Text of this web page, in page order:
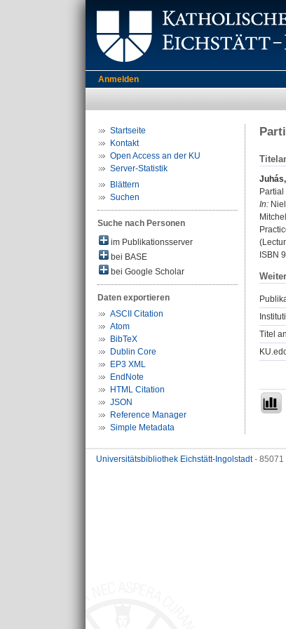
Anmelden
Startseite
Kontakt
Open Access an der KU
Server-Statistik
Blättern
Suchen
Suche nach Personen
im Publikationsserver
bei BASE
bei Google Scholar
Daten exportieren
ASCII Citation
Atom
BibTeX
Dublin Core
EP3 XML
EndNote
HTML Citation
JSON
Reference Manager
Simple Metadata
In:
ISBN
Titel
Universitätsbibliothek Eichstätt-Ingolstadt- 85071